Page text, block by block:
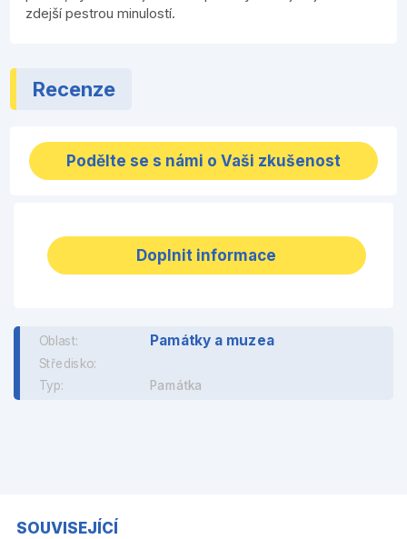
zdejší pestrou minulostí.
Recenze
Podělte se s námi o Vaši zkušenost
Doplnit informace
Oblast: Památky a muzea
Středisko:
Typ: Památka
SOUVISEJÍCÍ